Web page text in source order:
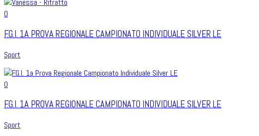
0
F.G.I. 1A PROVA REGIONALE CAMPIONATO INDIVIDUALE SILVER LE
Sport
0
F.G.I. 1A PROVA REGIONALE CAMPIONATO INDIVIDUALE SILVER LE
Sport